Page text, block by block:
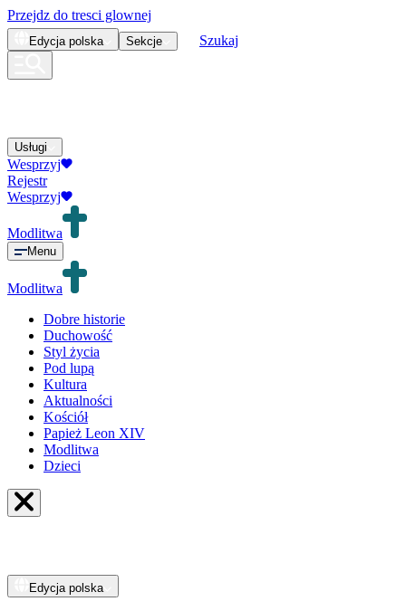
Przejdz do tresci glownej
Edycja polska Sekcje Szukaj
Usługi
Wesprzyj
Rejestr
Wesprzyj
Modlitwa
Menu
Modlitwa
Dobre historie
Duchowość
Styl życia
Pod lupą
Kultura
Aktualności
Kościół
Papież Leon XIV
Modlitwa
Dzieci
Edycja polska